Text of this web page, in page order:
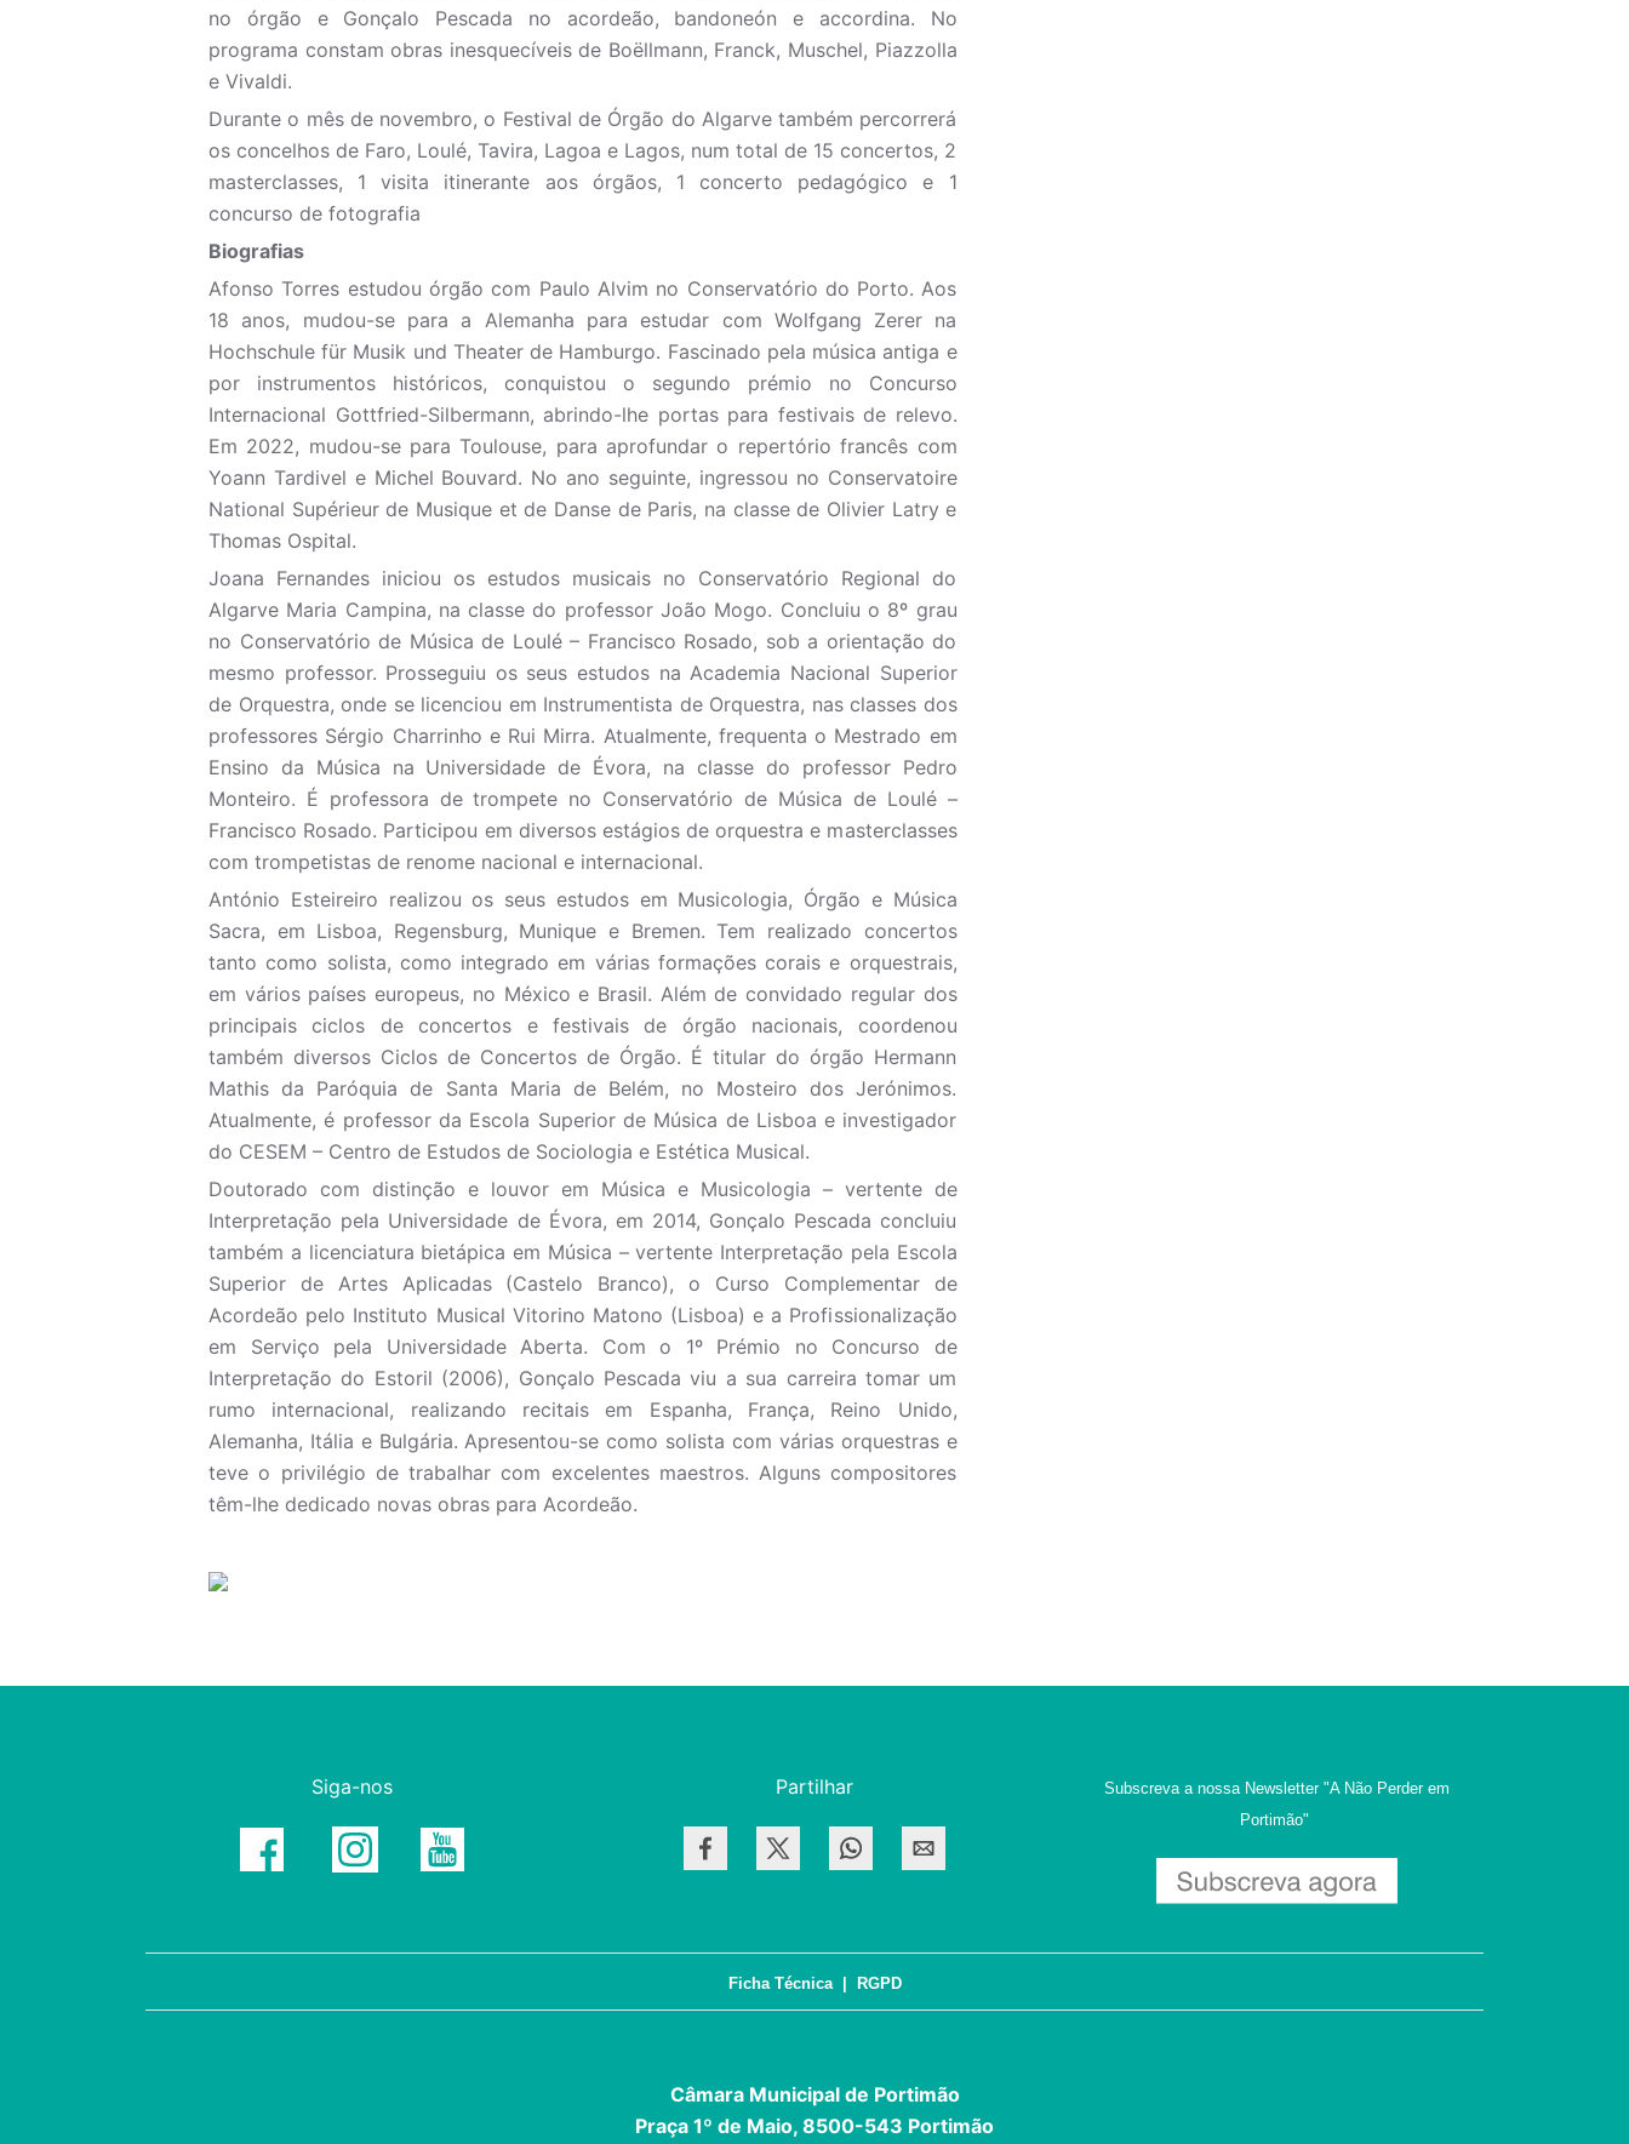
no órgão e Gonçalo Pescada no acordeão, bandoneón e accordina. No
programa constam obras inesquecíveis de Boëllmann, Franck, Muschel, Piazzolla
e Vivaldi.
Durante o mês de novembro, o Festival de Órgão do Algarve também percorrerá
os concelhos de Faro, Loulé, Tavira, Lagoa e Lagos, num total de 15 concertos, 2
masterclasses, 1 visita itinerante aos órgãos, 1 concerto pedagógico e 1
concurso de fotografia
Biografias
Afonso Torres estudou órgão com Paulo Alvim no Conservatório do Porto. Aos
18 anos, mudou-se para a Alemanha para estudar com Wolfgang Zerer na
Hochschule für Musik und Theater de Hamburgo. Fascinado pela música antiga e
por instrumentos históricos, conquistou o segundo prémio no Concurso
Internacional Gottfried-Silbermann, abrindo-lhe portas para festivais de relevo.
Em 2022, mudou-se para Toulouse, para aprofundar o repertório francês com
Yoann Tardivel e Michel Bouvard. No ano seguinte, ingressou no Conservatoire
National Supérieur de Musique et de Danse de Paris, na classe de Olivier Latry e
Thomas Ospital.
Joana Fernandes iniciou os estudos musicais no Conservatório Regional do
Algarve Maria Campina, na classe do professor João Mogo. Concluiu o 8º grau
no Conservatório de Música de Loulé – Francisco Rosado, sob a orientação do
mesmo professor. Prosseguiu os seus estudos na Academia Nacional Superior
de Orquestra, onde se licenciou em Instrumentista de Orquestra, nas classes dos
professores Sérgio Charrinho e Rui Mirra. Atualmente, frequenta o Mestrado em
Ensino da Música na Universidade de Évora, na classe do professor Pedro
Monteiro. É professora de trompete no Conservatório de Música de Loulé –
Francisco Rosado. Participou em diversos estágios de orquestra e masterclasses
com trompetistas de renome nacional e internacional.
António Esteireiro realizou os seus estudos em Musicologia, Órgão e Música
Sacra, em Lisboa, Regensburg, Munique e Bremen. Tem realizado concertos
tanto como solista, como integrado em várias formações corais e orquestrais,
em vários países europeus, no México e Brasil. Além de convidado regular dos
principais ciclos de concertos e festivais de órgão nacionais, coordenou
também diversos Ciclos de Concertos de Órgão. É titular do órgão Hermann
Mathis da Paróquia de Santa Maria de Belém, no Mosteiro dos Jerónimos.
Atualmente, é professor da Escola Superior de Música de Lisboa e investigador
do CESEM – Centro de Estudos de Sociologia e Estética Musical.
Doutorado com distinção e louvor em Música e Musicologia – vertente de
Interpretação pela Universidade de Évora, em 2014, Gonçalo Pescada concluiu
também a licenciatura bietápica em Música – vertente Interpretação pela Escola
Superior de Artes Aplicadas (Castelo Branco), o Curso Complementar de
Acordeão pelo Instituto Musical Vitorino Matono (Lisboa) e a Profissionalização
em Serviço pela Universidade Aberta. Com o 1º Prémio no Concurso de
Interpretação do Estoril (2006), Gonçalo Pescada viu a sua carreira tomar um
rumo internacional, realizando recitais em Espanha, França, Reino Unido,
Alemanha, Itália e Bulgária. Apresentou-se como solista com várias orquestras e
teve o privilégio de trabalhar com excelentes maestros. Alguns compositores
têm-lhe dedicado novas obras para Acordeão.
Siga-nos Partilhar Subscreva a nossa Newsletter "A Não Perder em
Portimão"
Ficha Técnica| RGPD
Câmara Municipal de Portimão
Praça 1º de Maio, 8500-543 Portimão